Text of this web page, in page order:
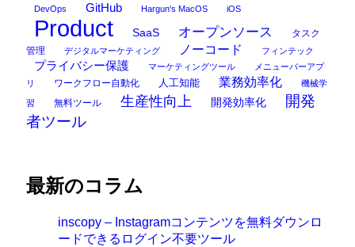
DevOps GitHub Hargun's MacOS iOS
Product SaaS オープンソース
タスク
管理
デジタルマーケティング ノーコード フィンテック
プライバシー保護 マーケティングツール
メニューバーアプ
リ
ワークフロー自動化 人工知能 業務効率化 機械学
習 無料ツール 生産性向上 開発効率化
開発
者ツール
最新のコラム
inscopy – Instagramコンテンツを無料ダウンロ
ードできるログイン不要ツール